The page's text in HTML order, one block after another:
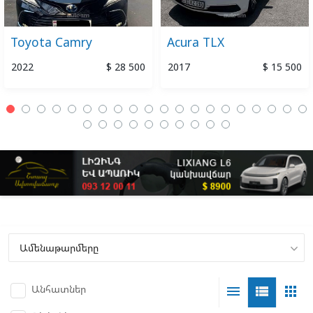
Toyota Camry
2022 $ 28 500
Acura TLX
2017 $ 15 500
Անհատներ apps
view_list
menu